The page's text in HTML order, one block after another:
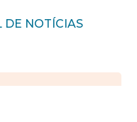
DE NOTÍCIAS